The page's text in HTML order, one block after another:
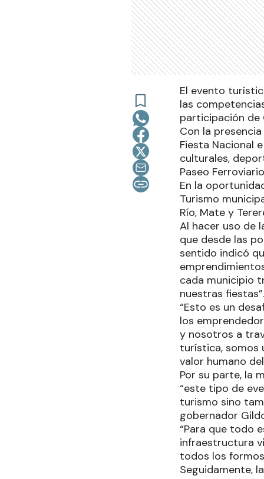
El evento
las
participación de
Con la
Fiesta Nacional
culturales,
Paseo
En la
Turismo
Río, Mate y
Al hacer uso de
que desde las
sentido indicó
cada municipio
nuestras fiestas”.
“Esto es un
los
y nosotros a
turística, somos
valor humano
Por su parte, la
“este tipo de
turismo sino
gobernador
“Para que todo
infraestructura
todos los
Seguidamente,